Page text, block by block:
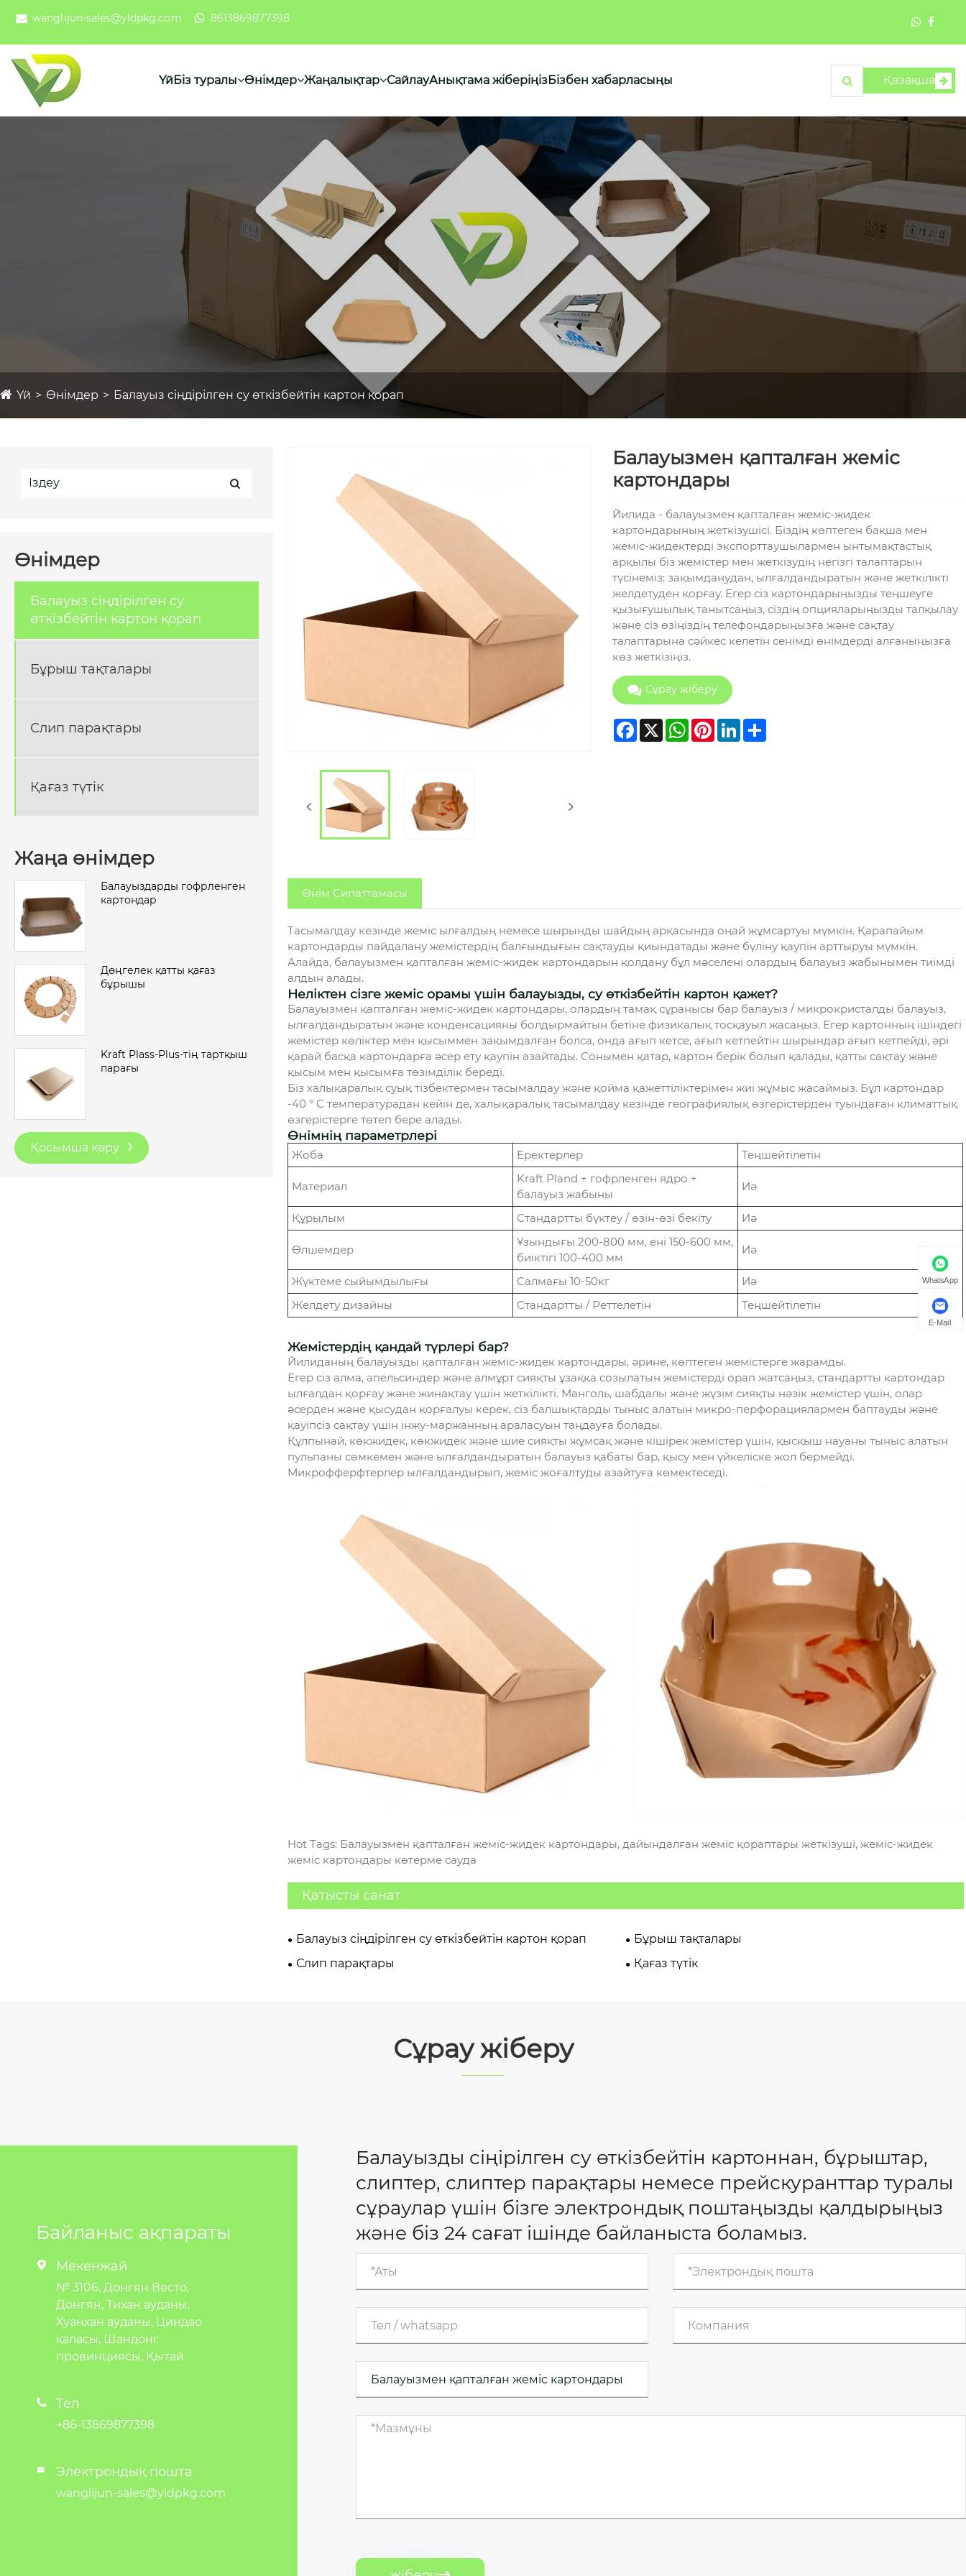
wanglijun-sales@yldpkg.com 8613869877398
ҮйБіз туралы Өнімдер Жаңалықтар СайлауАнықтама жіберіңізБізбен хабарласыңы Қазақша
Үй Өнімдер Балауыз сіңдірілген су өткізбейтін картон қорап
Өнімдер
Балауыз сіңдірілген су
өткізбейтін картон қорап
Бұрыш тақталары
Слип парақтары
Қағаз түтік
Жаңа өнімдер
Балауыздарды гофрленген
картондар
Дөңгелек қатты қағаз
бұрышы
Kraft Plass-Plus-тің тартқыш
парағы
Қосымша көру
Балауызмен қапталған жеміс
картондары
Йилида - балауызмен қапталған жеміс-жидек
картондарының жеткізушісі. Біздің көптеген бақша мен
жеміс-жидектерді экспорттаушылармен ынтымақтастық
арқылы біз жемістер мен жеткізудің негізгі талаптарын
түсінеміз: зақымданудан, ылғалдандыратын және жеткілікті
желдетуден қорғау. Егер сіз картондарыңызды теңшеуге
қызығушылық танытсаңыз, сіздің опцияларыңызды талқылау
және сіз өзіңіздің телефондарыңызға және сақтау
талаптарына сәйкес келетін сенімді өнімдерді алғаныңызға
көз жеткізіңіз.
Сұрау жіберу
Facebook
X WhatsApp
PinterestLinkedIn
Share
Өнім Сипаттамасы
Тасымалдау кезінде жеміс ылғалдың немесе шырынды шайдың арқасында оңай жұмсартуы мүмкін. Қарапайым
картондарды пайдалану жемістердің балғындығын сақтауды қиындатады және бүліну қаупін арттыруы мүмкін.
Алайда, балауызмен қапталған жеміс-жидек картондарын қолдану бұл мәселені олардың балауыз жабынымен тиімді
алдын алады.
Неліктен сізге жеміс орамы үшін балауызды, су өткізбейтін картон қажет?
Балауызмен қапталған жеміс-жидек картондары, олардың тамақ сұранысы бар балауыз / микрокристалды балауыз,
ылғалдандыратын және конденсацияны болдырмайтын бетіне физикалық тосқауыл жасаңыз. Егер картонның ішіндегі
жемістер көліктер мен қысыммен зақымдалған болса, онда ағып кетсе, ағып кетпейтін шырындар ағып кетпейді, әрі
қарай басқа картондарға әсер ету қаупін азайтады. Сонымен қатар, картон берік болып қалады, қатты сақтау және
қысым мен қысымға төзімділік береді.
Біз халықаралық суық тізбектермен тасымалдау және қойма қажеттіліктерімен жиі жұмыс жасаймыз. Бұл картондар
-40 ° C температурадан кейін де, халықаралық тасымалдау кезінде географиялық өзгерістерден туындаған климаттық
өзгерістерге төтеп бере алады.
Өнімнің параметрлері
Жоба Еректерлер Теңшейтілетін
Материал
Kraft Pland + гофрленген ядро ​​+
балауыз жабыны
Иә
Құрылым Стандартты бүктеу / өзін-өзі бекіту Иә
Өлшемдер
Ұзындығы 200-800 мм, ені 150-600 мм,
биіктігі 100-400 мм
Иә
Жүктеме сыйымдылығы Салмағы 10-50кг
Иә
Желдету дизайны
Стандартты / Реттелетін Теңшейтілетін
Жемістердің қандай түрлері бар?
Йилиданың балауызды қапталған жеміс-жидек картондары, әрине, көптеген жемістерге жарамды.
Егер сіз алма, апельсиндер және алмұрт сияқты ұзаққа созылатын жемістерді орап жатсаңыз, стандартты картондар
ылғалдан қорғау және жинақтау үшін жеткілікті. Манголь, шабдалы және жүзім сияқты нәзік жемістер үшін, олар
әсерден және қысудан қорғалуы керек, сіз балшықтарды тыныс алатын микро-перфорациялармен баптауды және
қауіпсіз сақтау үшін інжу-маржанның араласуын таңдауға болады.
Құлпынай, көкжидек, көкжидек және шие сияқты жұмсақ және кішірек жемістер үшін, қысқыш науаны тыныс алатын
пульпаны сөмкемен және ылғалдандыратын балауыз қабаты бар, қысу мен үйкеліске жол бермейді.
Микрофферфтерлер ылғалдандырып, жеміс жоғалтуды азайтуға көмектеседі.
Hot Tags: Балауызмен қапталған жеміс-жидек картондары, дайындалған жеміс қораптары жеткізуші, жеміс-жидек
жеміс картондары көтерме сауда
Қатысты санат
Балауыз сіңдірілген су өткізбейтін картон қорап
Бұрыш тақталары
Слип парақтары
Қағаз түтік
Сұрау жіберу
Байланыс ақпараты
 Мекенжай
№ 3106, Донгян Весто,
Донгян, Тихан ауданы,
Хуанхан ауданы, Циндао
қаласы, Шандонг
провинциясы, Қытай
 Тел
+86-13869877398
 Электрондық пошта
wanglijun-sales@yldpkg.com
Балауызды сіңірілген су өткізбейтін картоннан, бұрыштар,
слиптер, слиптер парақтары немесе прейскуранттар туралы
сұраулар үшін бізге электрондық поштаңызды қалдырыңыз
және біз 24 сағат ішінде байланыста боламыз.
WhatsApp
E-Mail